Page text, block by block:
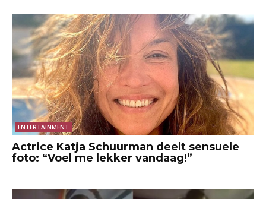
ENTERTAINMENT
Actrice Katja Schuurman deelt sensuele
foto: “Voel me lekker vandaag!”